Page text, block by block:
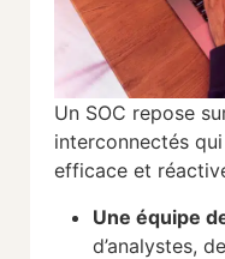
Un SOC repose
interconnectés
efficace et
Une équipe
d’analystes,